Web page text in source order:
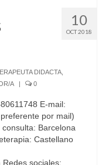
10
OCT 2018
DIDACTA
A 0
E-mail:
por mail)
Barcelona
Castellano
sociales: